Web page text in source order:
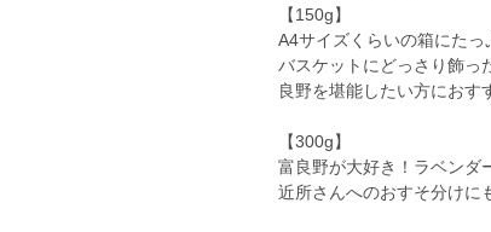
【150g】
A4サイズくらいの箱にたっ
バスケットにどっさり飾っ
良野を堪能したい方におす
【300g】
富良野が大好き！ラベンダ
近所さんへのおすそ分けに